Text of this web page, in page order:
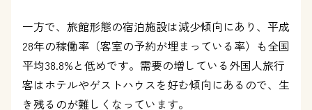
一方で、旅館形態の宿泊施設は減少傾向にあり、平成
28年の稼働率（客室の予約が埋まっている率）も全国
平均38.8%と低めです。需要の増している外国人旅行
客はホテルやゲストハウスを好む傾向にあるので、生
き残るのが難しくなっています。